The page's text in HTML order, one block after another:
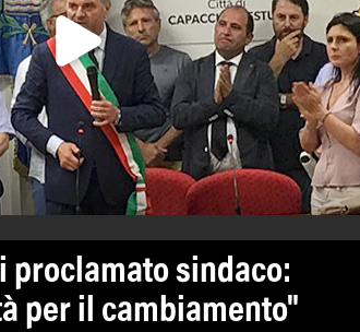
proclamato sindaco:
per il cambiamento"